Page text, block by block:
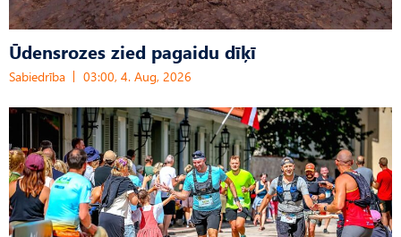
Ūdensrozes zied pagaidu dīķī
Sabiedrība 03:00, 4. Aug, 2026